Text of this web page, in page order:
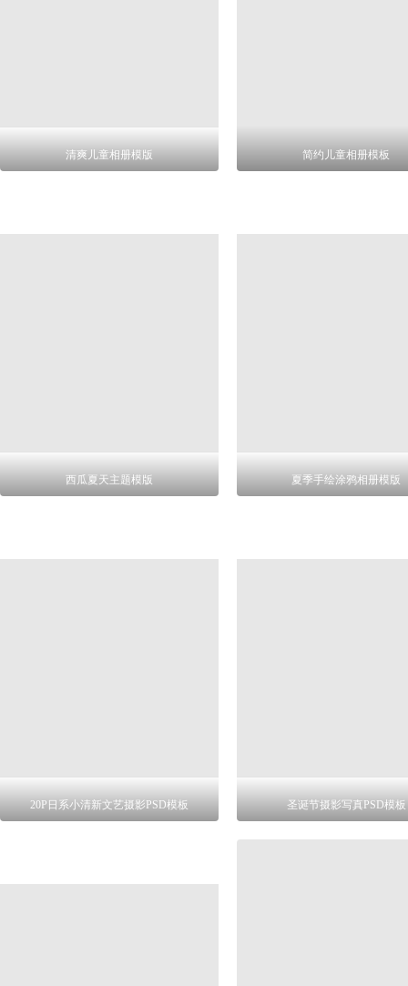
清爽儿童相册模版 简约儿童相册模板
西瓜夏天主题模版 夏季手绘涂鸦相册模版
20P日系小清新文艺摄影PSD模板 圣诞节摄影写真PSD模板